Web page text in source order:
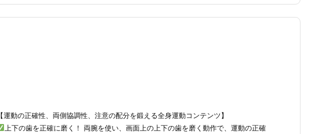
【運動の正確性、両側協調性、注意の配分を鍛える全身運動コンテンツ】
上下の歯を正確に磨く！ 両腕を使い、画面上の上下の歯を磨く動作で、運動の正確